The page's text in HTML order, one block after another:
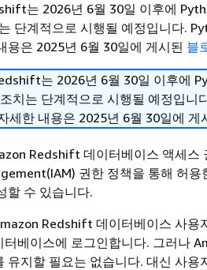
는 2026년 6월 30일 이후에
단계적으로 시행될 예정입니다.
용은 2025년 6월 30일에 게시된 블
는 2026년 6월 30일 이후에
치는 단계적으로 시행될 예정입니
세한 내용은 2025년 6월 30일에 게
Redshift 데이터베이스 액세스
권한 정책을 통해 허
할 수 있습니다.
Redshift 데이터베이스 사용
터베이스에 로그인합니다. 그러나
유지할 필요는 없습니다. 대신 사